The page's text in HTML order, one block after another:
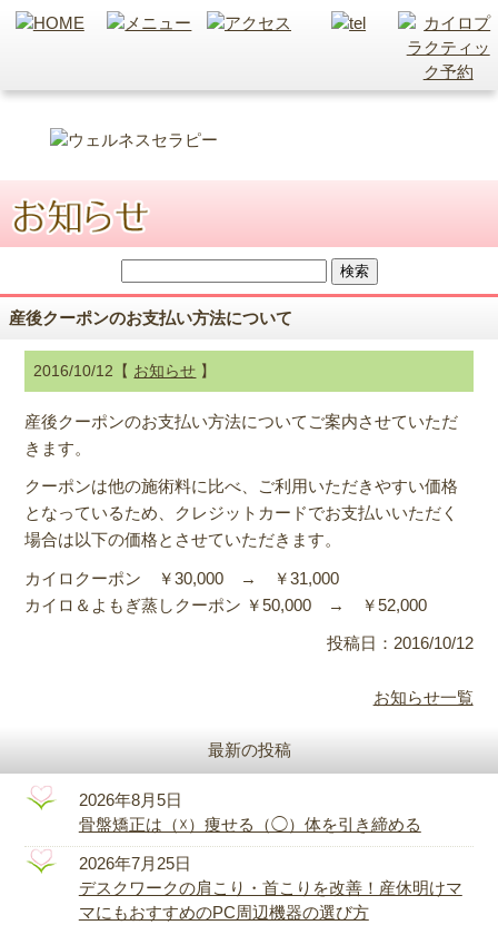
産後クーポンのお支払い方法について
2016/10/12【 お知らせ 】
産後クーポンのお支払い方法についてご案内させていただ
きます。
クーポンは他の施術料に比べ、ご利用いただきやすい価格
となっているため、クレジットカードでお支払いいただく
場合は以下の価格とさせていただきます。
カイロクーポン ￥30,000 → ￥31,000
カイロ＆よもぎ蒸しクーポン ￥50,000 → ￥52,000
投稿日：2016/10/12
お知らせ一覧
最新の投稿
2026年8月5日
骨盤矯正は（☓）痩せる（◯）体を引き締める
2026年7月25日
デスクワークの肩こり・首こりを改善！産休明けマ
マにもおすすめのPC周辺機器の選び方